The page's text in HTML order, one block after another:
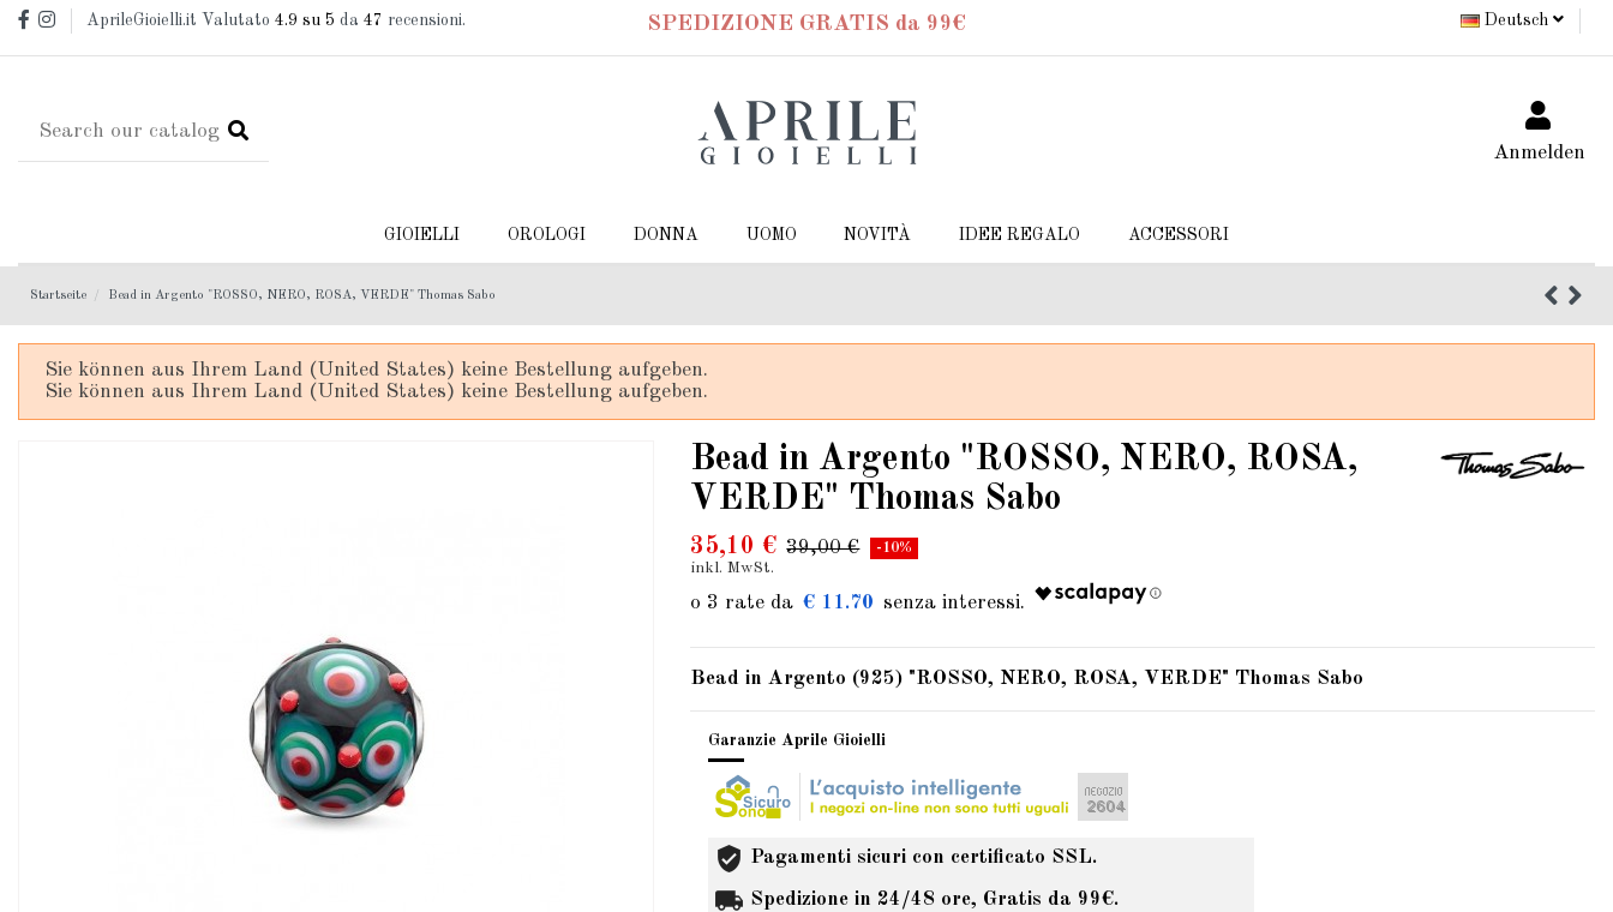
AprileGioielli.it Valutato4.9 su 5 da47 recensioni. SPEDIZIONE GRATIS da 99€ Deutsch
Anmelden
GIOIELLI OROLOGI DONNA UOMO NOVITÀ IDEE REGALO ACCESSORI
Startseite Bead in Argento "ROSSO, NERO, ROSA, VERDE" Thomas Sabo
Sie können aus Ihrem Land (United States) keine Bestellung aufgeben.
Sie können aus Ihrem Land (United States) keine Bestellung aufgeben.
Bead in Argento "ROSSO, NERO, ROSA,
VERDE" Thomas Sabo
35,10 € 39,00 €
-10%
inkl. MwSt.
€ 11.70
Bead in Argento (925) "ROSSO, NERO, ROSA, VERDE" Thomas Sabo
Garanzie Aprile Gioielli
Pagamenti sicuri con certificato SSL.
Spedizione in 24/48 ore, Gratis da 99€.